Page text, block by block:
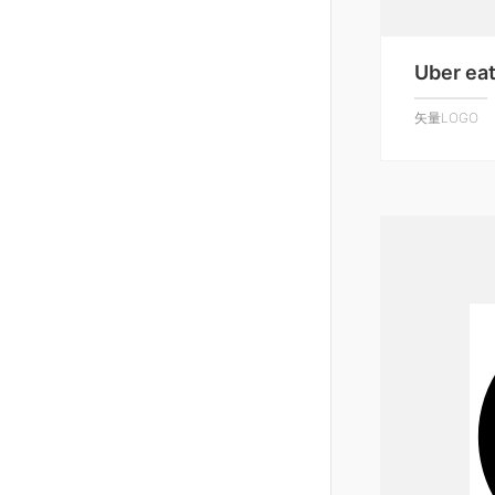
Uber
矢量LOGO